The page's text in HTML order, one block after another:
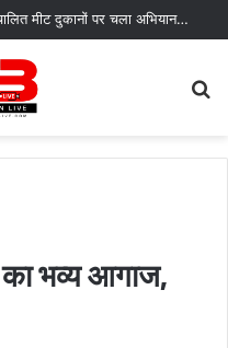
नगर निगम की कार्रवाई: बिना एनओसी संचालित मीट दुकानों पर चला अभियान, 45250 रुपये का चालान
का भव्य आगाज,